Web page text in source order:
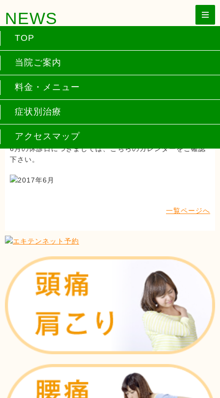
NEWS
TOP
当院ご案内
料金・メニュー
症状別治療
アクセスマップ
6月休診日のご案内
2017年5月1日更新
当院ホームページをご覧いただきまして、ありがとうござい
6月の休診日につきましては、こちらのカレンダーをご確認
下さい。
一覧ページへ